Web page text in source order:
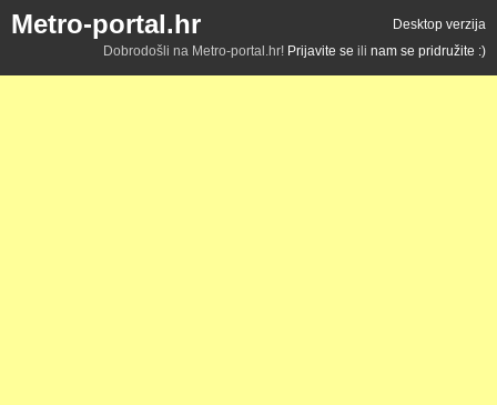
Metro-portal.hr
Desktop verzija
Dobrodošli na Metro-portal.hr! Prijavite se ili nam se pridružite :)